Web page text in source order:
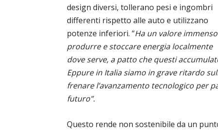
design diversi, tollerano pesi e ingombri
differenti rispetto alle auto e utilizzano
potenze inferiori. “Ha un valore immenso
produrre e stoccare energia localmente
dove serve, a patto che questi
Eppure in Italia siamo in grave ritardo
frenare l’avanzamento tecnologico per
futuro”.
Questo rende non sostenibile da un